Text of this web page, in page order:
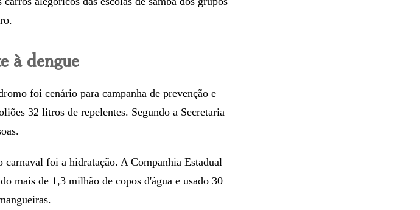
à dengue
foi cenário para campanha de prevenção e
32 litros de repelentes. Segundo a Secretaria
carnaval foi a hidratação. A Companhia Estadual
mais de 1,3 milhão de copos d'água e usado 30